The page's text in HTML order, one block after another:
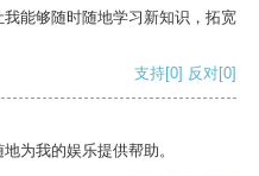
能够随时随地学习新知识，拓宽
支持[0] 反对[0]
为我的娱乐提供帮助。